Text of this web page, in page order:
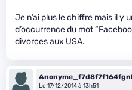
Je n’ai plus le chiffre mais il y
d’occurrence du mot
divorces aux USA.
Le 17/12/2014 à 13h51